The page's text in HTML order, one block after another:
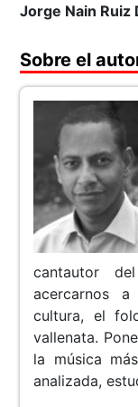
Jorge Nain Ruiz
Sobre el
cantautor
acercarnos
cultura, el
vallenata.
la música
analizada,